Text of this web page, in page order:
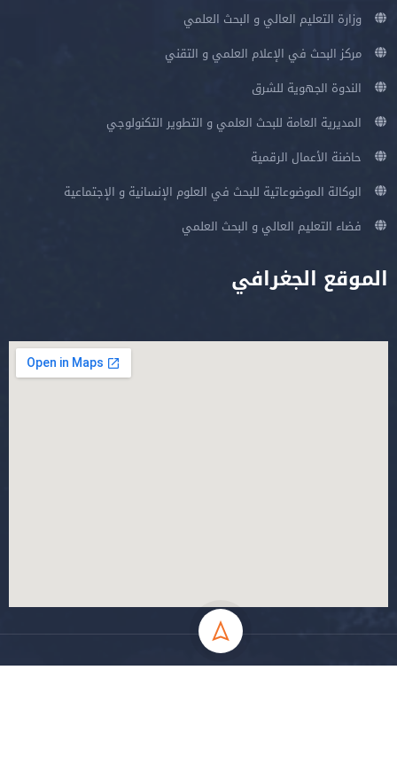
وزارة التعليم العالي و البحث العلمي
مركز البحث في الإعلام العلمي و التقني
الندوة الجهوية للشرق
المديرية العامة للبحث العلمي و التطوير التكنولوجي
حاضنة الأعمال الرقمية
الوكالة الموضوعاتية للبحث في العلوم الإنسانية و الإجتماعية
فضاء التعليم العالي و البحث العلمي
الموقع الجغرافي
جميع الحقوق محفوظة جامعة المسيلة - 2024